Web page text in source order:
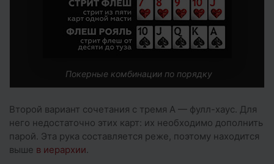
Покерные комбинации по порядку
Второй вариант сочетания с тремя A — фулл-хаус. Для
него недостаточно этих карт: их необходимо дополнить
парой. Эта рука составляется реже, поэтому находится
выше в иерархии.